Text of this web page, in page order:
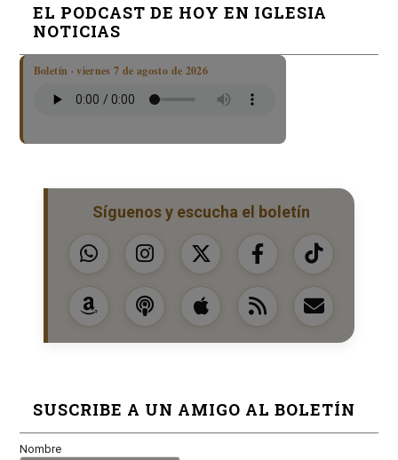
EL PODCAST DE HOY EN IGLESIA
NOTICIAS
Boletín · viernes 7 de agosto de 2026
Síguenos y escucha el boletín
SUSCRIBE A UN AMIGO AL BOLETÍN
Nombre